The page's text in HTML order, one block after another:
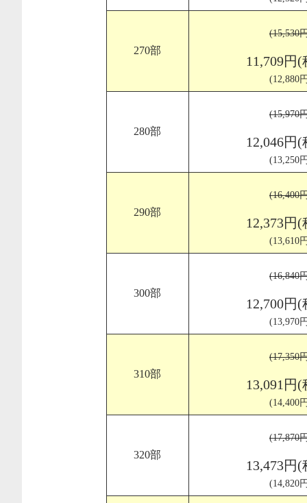
270部
(15,530
11,709円
(12,880
280部
(15,970
12,046円
(13,250
290部
(16,400
12,373円
(13,610
300部
(16,840
12,700円
(13,970
310部
(17,350
13,091円
(14,400
320部
(17,870
13,473円
(14,820